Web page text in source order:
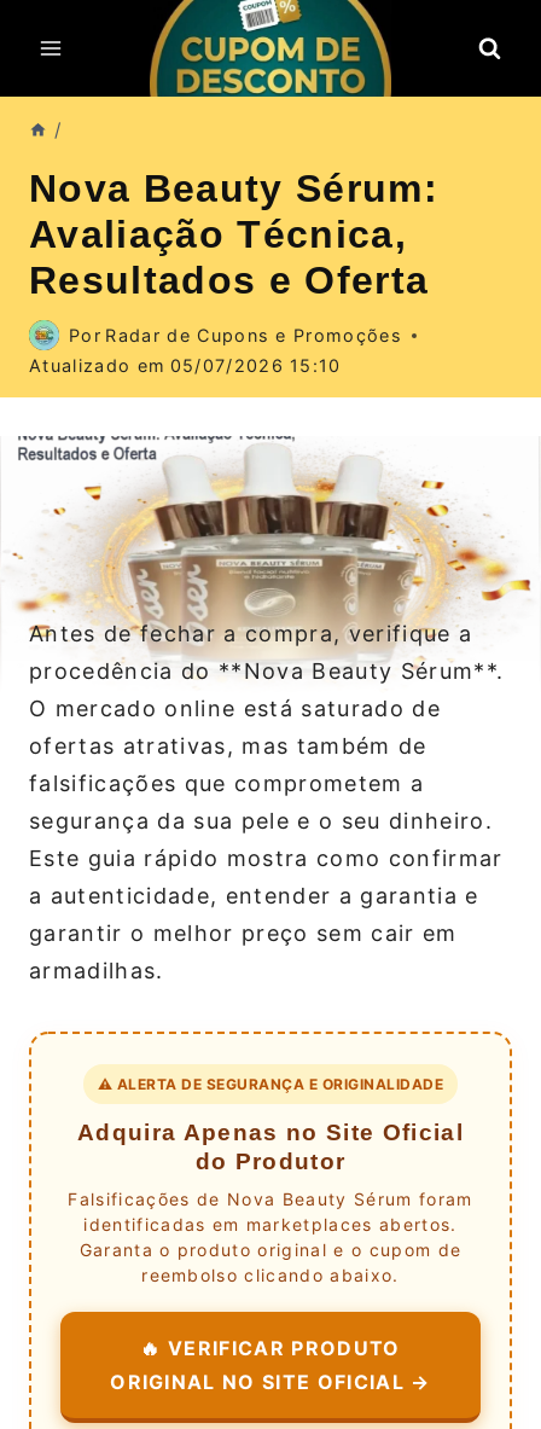
para
o
Conteúdo
/
Nova Beauty Sérum:
Avaliação Técnica,
Resultados e Oferta
Por Radar de Cupons e Promoções
Atualizado em 05/07/2026 15:10
Antes de fechar a compra, verifique a
procedência do **Nova Beauty Sérum**.
O mercado online está saturado de
ofertas atrativas, mas também de
falsificações que comprometem a
segurança da sua pele e o seu dinheiro.
Este guia rápido mostra como confirmar
a autenticidade, entender a garantia e
garantir o melhor preço sem cair em
armadilhas.
⚠️ ALERTA DE SEGURANÇA E ORIGINALIDADE
Adquira Apenas no Site Oficial
do Produtor
Falsificações de Nova Beauty Sérum foram
identificadas em marketplaces abertos.
Garanta o produto original e o cupom de
reembolso clicando abaixo.
🔥 VERIFICAR PRODUTO
ORIGINAL NO SITE OFICIAL →